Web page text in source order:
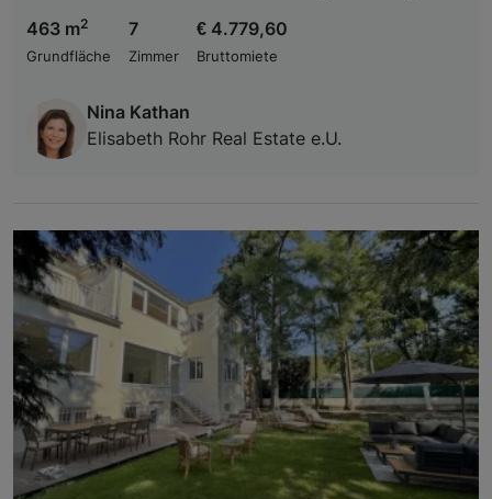
463 m2
Grundfläche
7
Zimmer
€ 4.779,60
Bruttomiete
Nina Kathan
Elisabeth Rohr Real Estate e.U.